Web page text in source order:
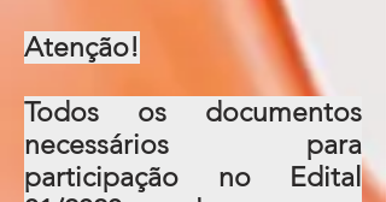
Atenção!
Todos os documentos
necessários para
participação no Edital